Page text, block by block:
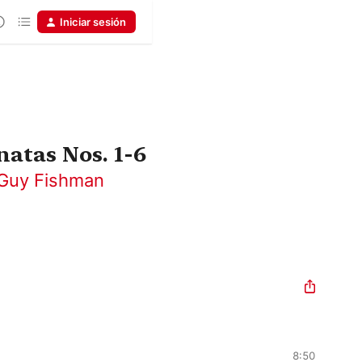
Iniciar sesión
Nos. 1-6
Fishman
8:50